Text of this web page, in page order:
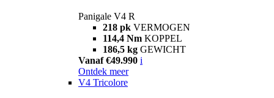
Panigale V4 R
218 pk VERMOGEN
114,4 Nm KOPPEL
186,5 kg GEWICHT
Vanaf €49.990 i
Ontdek meer
V4 Tricolore